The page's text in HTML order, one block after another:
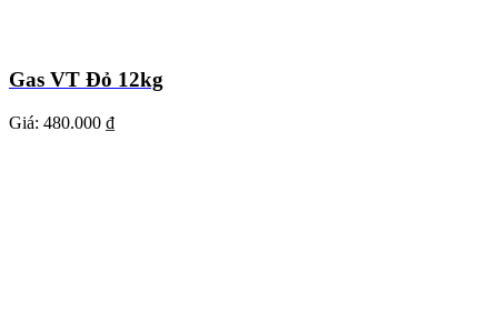
Gas VT Đỏ 12kg
Giá: 480.000 ₫